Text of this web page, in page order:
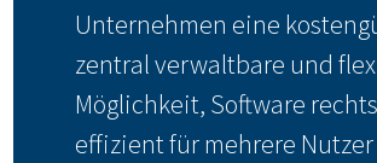
Unternehmen eine
zentral verwaltbare und
Möglichkeit, Software
effizient für mehrere